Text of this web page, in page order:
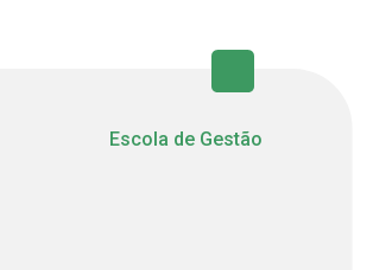
Escola de Gestão